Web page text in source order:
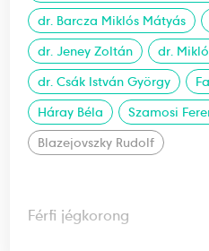
dr. Barcza Miklós Mátyás
dr. Jeney Zoltán
dr.
dr. Csák István György
Háray Béla
Szamosi
Blazejovszky Rudolf
Férfi jégkorong